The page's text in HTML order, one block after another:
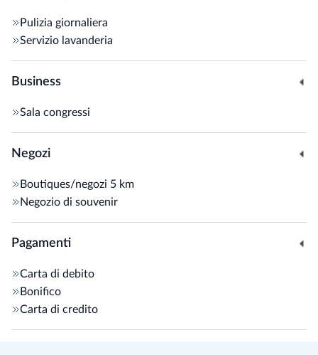
Pulizia giornaliera
Servizio lavanderia
Business
Sala congressi
Negozi
Boutiques/negozi 5 km
Negozio di souvenir
Pagamenti
Carta di debito
Bonifico
Carta di credito